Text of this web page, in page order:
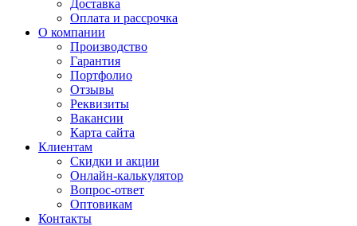
Доставка
Оплата и рассрочка
О компании
Производство
Гарантия
Портфолио
Отзывы
Реквизиты
Вакансии
Карта сайта
Клиентам
Скидки и акции
Онлайн-калькулятор
Вопрос-ответ
Оптовикам
Контакты